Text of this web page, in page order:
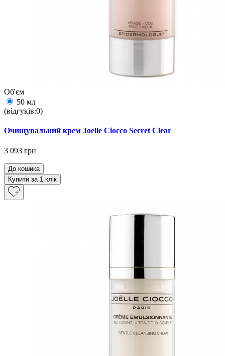
Об'єм
50 мл
(відгуків:0)
Очищувальний крем Joelle Ciocco Secret Clear
3 093 грн
До кошика
Купити за 1 клiк